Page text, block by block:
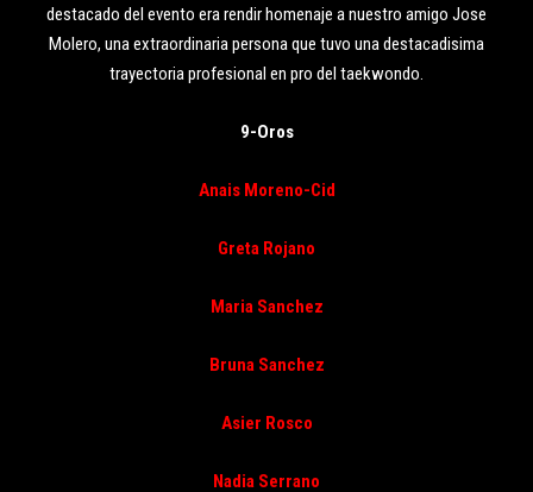
destacado del evento era rendir homenaje a nuestro amigo Jose
Molero, una extraordinaria persona que tuvo una destacadisima
trayectoria profesional en pro del taekwondo.
9-Oros
Anais Moreno-Cid
Greta Rojano
Maria Sanchez
Bruna Sanchez
Asier Rosco
Nadia Serrano